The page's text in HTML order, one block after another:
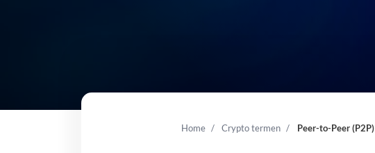
Home Crypto termen Peer-to-Peer (P2P)